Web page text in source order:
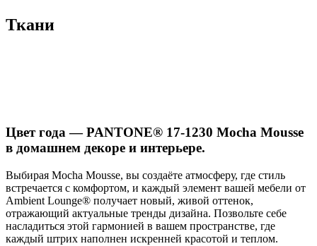
Ткани
Цвет года — PANTONE® 17-1230 Mocha Mousse
в домашнем декоре и интерьере.
Выбирая Mocha Mousse, вы создаёте атмосферу, где стиль
встречается с комфортом, и каждый элемент вашей мебели от
Ambient Lounge® получает новый, живой оттенок,
отражающий актуальные тренды дизайна. Позвольте себе
насладиться этой гармонией в вашем пространстве, где
каждый штрих наполнен искренней красотой и теплом.